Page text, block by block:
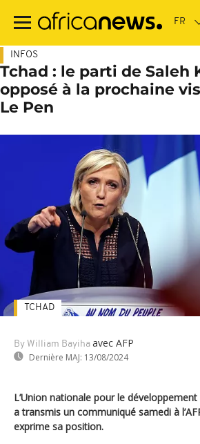
contenu
INFOS
Tchad : le parti de Saleh
opposé à la prochaine
Le Pen
By William Bayiha avec AFP
Dernière MAJ: 13/08/2024
TCHAD
L’Union nationale pour le
a transmis un communiqué samedi à
exprime sa position.